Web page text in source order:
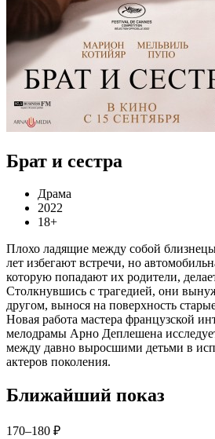
Брат и сестра
Драма
2022
18+
Плохо ладящие между собой
лет избегают встречи, но
которую попадают их родители,
Столкнувшись с трагедией, они
другом, вынося на поверхность
Новая работа мастера французской
мелодрамы Арно Деплешена
между давно выросшими детьми в
актеров поколения.
Ближайший показ
170–180 ₽